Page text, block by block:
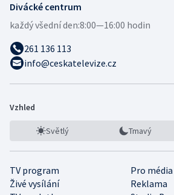
Divácké centrum
každý všední den:8:00—16:00 hodin
261 136 113
info@ceskatelevize.cz
Vzhled
Světlý Tmavý
TV program
Pro média
Živé vysílání
Reklama